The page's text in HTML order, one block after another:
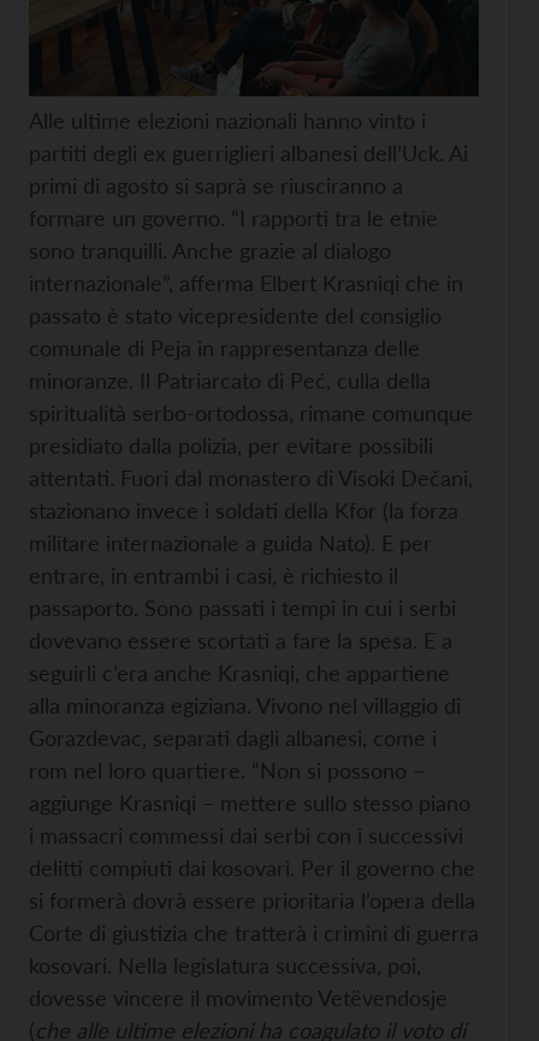
Alle ultime elezioni nazionali hanno vinto i
partiti degli ex guerriglieri albanesi dell’Uck. Ai
primi di agosto si saprà se riusciranno a
formare un governo. “I rapporti tra le etnie
sono tranquilli. Anche grazie al dialogo
internazionale”, afferma Elbert Krasniqi che in
passato è stato vicepresidente del consiglio
comunale di Peja in rappresentanza delle
minoranze. Il Patriarcato di Peć, culla della
spiritualità serbo-ortodossa, rimane comunque
presidiato dalla polizia, per evitare possibili
attentati. Fuori dal monastero di Visoki Dečani,
stazionano invece i soldati della Kfor (la forza
militare internazionale a guida Nato). E per
entrare, in entrambi i casi, è richiesto il
passaporto. Sono passati i tempi in cui i serbi
dovevano essere scortati a fare la spesa. E a
seguirli c’era anche Krasniqi, che appartiene
alla minoranza egiziana. Vivono nel villaggio di
Gorazdevac, separati dagli albanesi, come i
rom nel loro quartiere. “Non si possono –
aggiunge Krasniqi – mettere sullo stesso piano
i massacri commessi dai serbi con i successivi
delitti compiuti dai kosovari. Per il governo che
si formerà dovrà essere prioritaria l’opera della
Corte di giustizia che tratterà i crimini di guerra
kosovari. Nella legislatura successiva, poi,
dovesse vincere il movimento Vetëvendosje
(che alle ultime elezioni ha coagulato il voto di